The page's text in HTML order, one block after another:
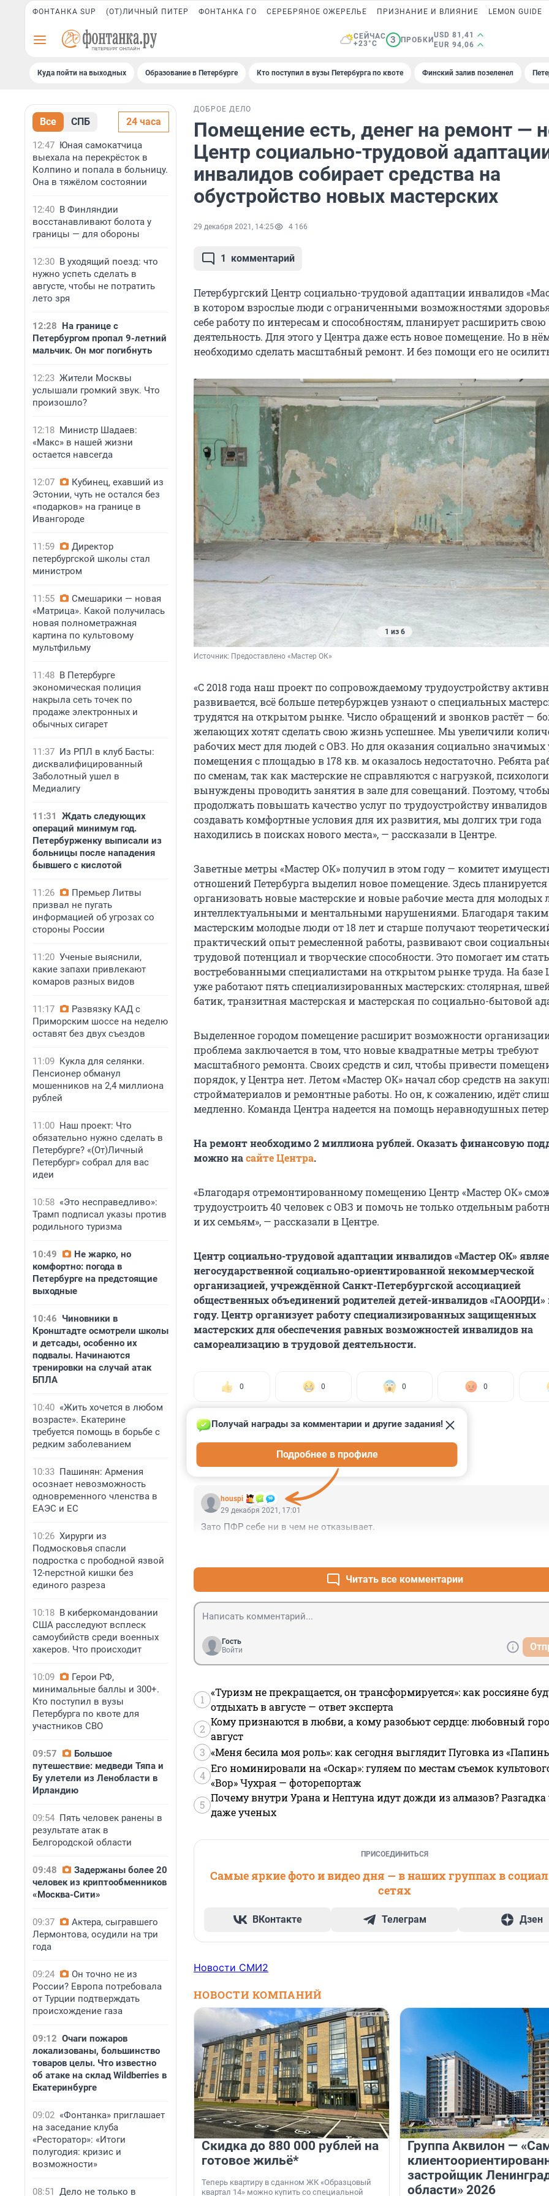
ФОНТАНКА SUP (ОТ)ЛИЧНЫЙ ПИТЕР ФОНТАНКА ГО СЕРЕБРЯНОЕ ОЖЕРЕЛЬЕ ПРИЗНАНИЕ И ВЛИЯНИЕ LEMON GUIDE
СЕЙЧАС
+23°C
3 ПРОБКИ
USD 81,41
EUR 94,06
Куда пойти на выходных Образование в Петербурге Кто поступил в вузы Петербурга по квоте Финский залив позеленел
Все СПБ 24 часа
12:47 Юная самокатчица
выехала на перекрёсток в
Колпино и попала в больницу.
Она в тяжёлом состоянии
12:40 В Финляндии
восстанавливают болота у
границы — для обороны
12:30 В уходящий поезд: что
нужно успеть сделать в
августе, чтобы не потратить
лето зря
12:28 На границе с
Петербургом пропал 9-летний
мальчик. Он мог погибнуть
12:23 Жители Москвы
услышали громкий звук. Что
произошло?
12:18 Министр Шадаев:
«Макс» в нашей жизни
остается навсегда
12:07
Кубинец, ехавший из
Эстонии, чуть не остался без
«подарков» на границе в
Ивангороде
11:59
Директор
петербургской школы стал
министром
11:55
Смешарики — новая
«Матрица». Какой получилась
новая полнометражная
картина по культовому
мультфильму
11:48 В Петербурге
экономическая полиция
накрыла сеть точек по
продаже электронных и
обычных сигарет
11:37 Из РПЛ в клуб Басты:
дисквалифицированный
Заболотный ушел в
Медиалигу
11:31
Ждать следующих
операций минимум год.
Петербурженку выписали из
больницы после нападения
бывшего с кислотой
11:26
Премьер Литвы
призвал не пугать
информацией об угрозах со
стороны России
11:20 Ученые выяснили,
какие запахи привлекают
комаров разных видов
11:17
Развязку КАД с
Приморским шоссе на неделю
оставят без двух съездов
11:09 Кукла для селянки.
Пенсионер обманул
мошенников на 2,4 миллиона
рублей
11:00 Наш проект: Что
обязательно нужно сделать в
Петербурге? «(От)Личный
Петербург» собрал для вас
идеи
10:58 «Это несправедливо»:
Трамп подписал указы против
родильного туризма
10:49
Не жарко, но
комфортно: погода в
Петербурге на предстоящие
выходные
10:46 Чиновники в
Кронштадте осмотрели школы
и детсады, особенно их
подвалы. Начинаются
тренировки на случай атак
БПЛА
10:40 «Жить хочется в любом
возрасте». Екатерине
требуется помощь в борьбе с
редким заболеванием
10:33 Пашинян: Армения
осознает невозможность
одновременного членства в
ЕАЭС и ЕС
10:26 Хирурги из
Подмосковья спасли
подростка с прободной язвой
12-перстной кишки без
единого разреза
10:18 В киберкомандовании
США расследуют всплеск
самоубийств среди военных
хакеров. Что происходит
10:09
Герои РФ,
минимальные баллы и 300+.
Кто поступил в вузы
Петербурга по квоте для
участников СВО
09:57
Большое
путешествие: медведи Тяпа и
Бу улетели из Ленобласти в
Ирландию
09:54 Пять человек ранены в
результате атак в
Белгородской области
09:48
Задержаны более 20
человек из криптообменников
«Москва-Сити»
09:37
Актера, сыгравшего
Лермонтова, осудили на три
года
09:24
Он точно не из
России? Европа потребовала
от Турции подтверждать
происхождение газа
09:12 Очаги пожаров
локализованы, большинство
товаров целы. Что известно
об атаке на склад Wildberries в
Екатеринбурге
09:02 «Фонтанка» приглашает
на заседание клуба
«Ресторатор»: «Итоги
полугодия: кризис и
возможности»
08:51 Дело не только в
ДОБРОЕ ДЕЛО
Помещение есть, денег на ремонт —
Центр социально-трудовой
инвалидов собирает средства на
обустройство новых мастерских
29 декабря 2021, 14:25 4 166
1 комментарий
Петербургский Центр социально-трудовой адаптации инвалидов
в котором взрослые люди с ограниченными возможностями
себе работу по интересам и способностям, планирует расширить свою
деятельность. Для этого у Центра даже есть новое помещение. Но в
необходимо сделать масштабный ремонт. И без помощи его не
1 из 6
Источник: Предоставлено «Мастер ОК»
«С 2018 года наш проект по сопровождаемому трудоустройству
развивается, всё больше петербуржцев узнают о специальных
трудятся на открытом рынке. Число обращений и звонков растёт —
желающих хотят сделать свою жизнь успешнее. Мы увеличили
рабочих мест для людей с ОВЗ. Но для оказания социально значимых
помещения с площадью в 178 кв. м оказалось недостаточно. Ребята
по сменам, так как мастерские не справляются с нагрузкой, психологи
вынуждены проводить занятия в зале для совещаний. Поэтому, чтобы
продолжать повышать качество услуг по трудоустройству
создавать комфортные условия для их развития, мы долгих три года
находились в поисках нового места», — рассказали в Центре.
Заветные метры «Мастер ОК» получил в этом году — комитет
отношений Петербурга выделил новое помещение. Здесь планируется
организовать новые мастерские и новые рабочие места для молодых
интеллектуальными и ментальными нарушениями. Благодаря таким
мастерским молодые люди от 18 лет и старше получают
практический опыт ремесленной работы, развивают свои
трудовой потенциал и творческие способности. Это помогает им стать
востребованными специалистами на открытом рынке труда. На базе
уже работают пять специализированных мастерских: столярная,
батик, транзитная мастерская и мастерская по социально-бытовой
Выделенное городом помещение расширит возможности
проблема заключается в том, что новые квадратные метры требуют
масштабного ремонта. Своих средств и сил, чтобы привести
порядок, у Центра нет. Летом «Мастер ОК» начал сбор средств на
стройматериалов и ремонтные работы. Но он, к сожалению, идёт
медленно. Команда Центра надеется на помощь неравнодушных
На ремонт необходимо 2 миллиона рублей. Оказать финансовую
можно насайте Центра.
«Благодаря отремонтированному помещению Центр «Мастер ОК»
трудоустроить 40 человек с ОВЗ и помочь не только отдельным
и их семьям», — рассказали в Центре.
Центр социально-трудовой адаптации инвалидов «Мастер ОК»
негосударственной социально-ориентированной некоммерческой
организацией, учреждённой Санкт-Петербургской ассоциацией
общественных объединений родителей детей-инвалидов «ГАООРДИ»
году. Центр организует работу специализированных защищенных
мастерских для обеспечения равных возможностей инвалидов на
самореализацию в трудовой деятельности.
0 0 0 0
Увидели опечатку? Выделите фрагмент и нажмите Ctrl+Enter
КОММЕНТАРИИ 1
houspi
Получай награды за комментарии и другие задания!
Подробнее в профиле
29 декабря 2021, 17:01
Зато ПФР себе ни в чем не отказывает.
Читать все комментарии
Гость
Войти
1
«Туризм не прекращается, он трансформируется»: как россияне
отдыхать в августе — ответ эксперта
2
Кому признаются в любви, а кому разобьют сердце: любовный
август
3 «Меня бесила моя роль»: как сегодня выглядит Пуговка из
4
Его номинировали на «Оскар»: гуляем по местам съемок
«Вор» Чухрая — фоторепортаж
5
Почему внутри Урана и Нептуна идут дожди из алмазов?
даже ученых
ПРИСОЕДИНИТЬСЯ
Самые яркие фото и видео дня — в наших группах в
сетях
ВКонтакте Телеграм Дзен
Новости СМИ2
НОВОСТИ КОМПАНИЙ
Скидка до 880 000 рублей на
готовое жильё*
Теперь квартиру в сданном ЖК «Образцовый
квартал 14» можно купить со специальной
Группа Аквилон —
застройщик
области» 2026